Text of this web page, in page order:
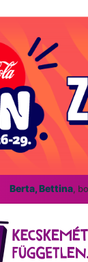
Berta, Bettina,